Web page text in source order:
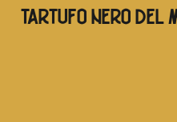
TARTUFO NERO DEL